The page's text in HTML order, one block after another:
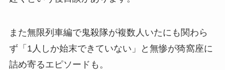
また無限列車編で鬼殺隊が複数人いたにも関わら
ず「1人しか始末できていない」と無惨が猗窩座に
詰め寄るエピソードも。